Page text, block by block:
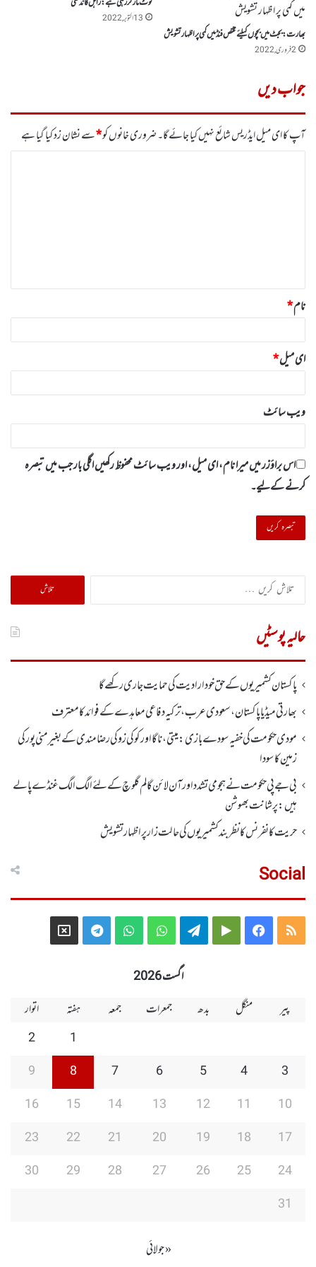
بھارت:بجٹ میں بچوں کیلئے مختص فنڈ میں کمی پر اظہار تشویش
2 فروری, 2022
13 اکتوبر, 2022
جواب دیں
آپ کا ای میل ایڈریس شائع نہیں کیا جائے گا۔ضروری خانوں کو*سے نشان زد کیا گیا ہے
نام*
ای میل*
ویب‌ سائٹ
اس براؤزر میں میرا نام، ای میل، اور ویب سائٹ محفوظ رکھیں اگلی بار جب میں تبصرہ
کرنے کےلیے۔
تلاش
کریں
حالیہ پوسٹیں
پاکستان کشمیریوں کے حق خودارادیت کی حمایت جاری رکھے گا
بھارتی میڈیا پاکستان، سعودی عرب، ترکیہ دفاعی معاہدے کے فوائد کا معترف
مودی حکومت کی خفیہ سودے بازی: میتی، ناگا اور کوکی زو کی رضامندی کے بغیر منی پور کی
زمین کا سودا
بی جے پی حکومت نے ہجومی تشدد اورآن لائن گالم گلوچ کے لئے الگ الگ غنڈے پالے
ہیں: پرشانت بھوشن
حریت کانفرنس کا نظر بند کشمیریوں کی حالت زار پر اظہار تشویش
Social
RSS
Facebook
Google
Telegram
WhatsApp
WhatsApp
Telegram
X
اگست 2026
پیر
منگل بدھ جمعرات جمعہ ہفتہ
اتوار
1
2
3
4
5
6
7
8
9
10
11
12
13
14
15
16
17
18
19
20
21
22
23
24
25
26
27
28
29
30
31
« جولائی